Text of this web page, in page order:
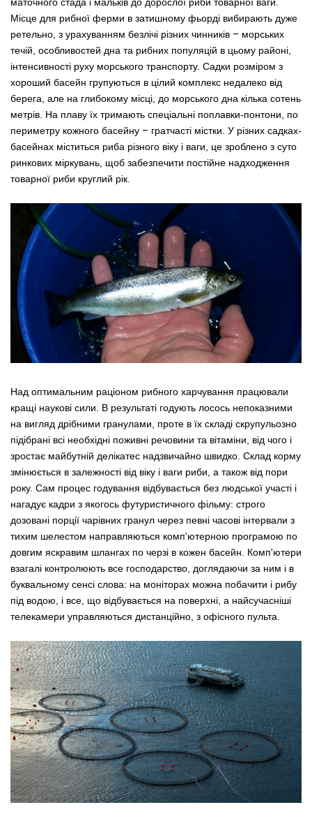
Місце для рибної ферми в затишному фьорді вибирають дуже
ретельно, з урахуванням безлічі різних чинників – морських
течій, особливостей дна та рибних популяцій в цьому районі,
інтенсивності руху морського транспорту. Садки розміром з
хороший басейн групуються в цілий комплекс недалеко від
берега, але на глибокому місці, до морського дна кілька сотень
метрів. На плаву їх тримають спеціальні поплавки-понтони, по
периметру кожного басейну – гратчасті містки. У різних садках-
басейнах міститься риба різного віку і ваги, це зроблено з суто
ринкових міркувань, щоб забезпечити постійне надходження
товарної риби круглий рік.
Над оптимальним раціоном рибного харчування працювали
кращі наукові сили. В результаті годують лосось непоказними
на вигляд дрібними гранулами, проте в їх складі скрупульозно
підібрані всі необхідні поживні речовини та вітаміни, від чого і
зростає майбутній делікатес надзвичайно швидко. Склад корму
змінюється в залежності від віку і ваги риби, а також від пори
року. Сам процес годування відбувається без людської участі і
нагадує кадри з якогось футуристичного фільму: строго
дозовані порції чарівних гранул через певні часові інтервали з
тихим шелестом направляються комп'ютерною програмою по
довгим яскравим шлангах по черзі в кожен басейн. Комп'ютери
взагалі контролюють все господарство, доглядаючи за ним і в
буквальному сенсі слова: на моніторах можна побачити і рибу
під водою, і все, що відбувається на поверхні, а найсучасніші
телекамери управляються дистанційно, з офісного пульта.